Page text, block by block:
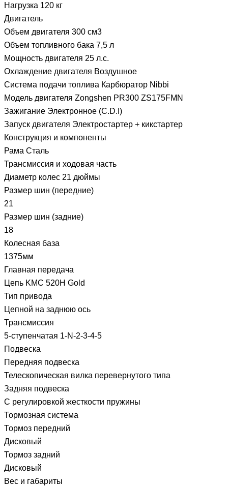
Нагрузка 120 кг
Двигатель
Объем двигателя 300 см3
Объем топливного бака 7,5 л
Мощность двигателя 25 л.с.
Охлаждение двигателя Воздушное
Система подачи топлива Карбюратор Nibbi
Модель двигателя Zongshen PR300 ZS175FMN
Зажигание Электронное (C.D.I)
Запуск двигателя Электростартер + кикстартер
Конструкция и компоненты
Рама Сталь
Трансмиссия и ходовая часть
Диаметр колес 21 дюймы
Размер шин (передние)
21
Размер шин (задние)
18
Колесная база
1375мм
Главная передача
Цепь KMC 520H Gold
Тип привода
Цепной на заднюю ось
Трансмиссия
5-ступенчатая 1-N-2-3-4-5
Подвеска
Передняя подвеска
Телескопическая вилка перевернутого типа
Задняя подвеска
С регулировкой жесткости пружины
Тормозная система
Тормоз передний
Дисковый
Тормоз задний
Дисковый
Вес и габариты